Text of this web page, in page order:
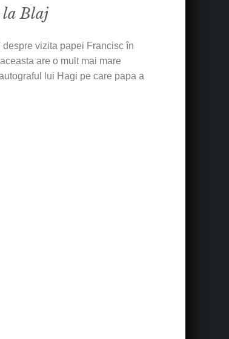
la Blaj
vizita papei Francisc în
are o mult mai mare
lui Hagi pe care papa a